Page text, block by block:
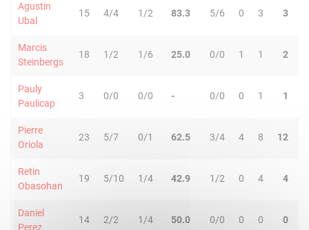
Agustin
Ubal
15 4/4 1/2 83.3 5/6 0 3 3
Marcis
Steinbergs
18 1/2 1/6 25.0 0/0 1 1 2
Pauly
Paulicap
3 0/0 0/0 - 0/0 0 1 1
Pierre
Oriola
23 5/7 0/1 62.5 3/4 4 8 12
Retin
Obasohan
19 5/10 1/4 42.9 1/2 0 4 4
Daniel
Perez
14 2/2 1/4 50.0 0/0 0 0 0